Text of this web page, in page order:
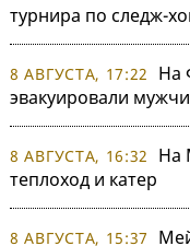
турнира по следж-
8 АВГУСТА, 17:22
На
эвакуировали
8 АВГУСТА, 16:32
На
теплоход и катер
8 АВГУСТА, 15:37